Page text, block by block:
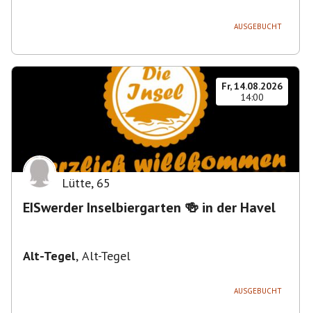
AUSGEBUCHT
Fr, 14.08.2026
14:00
Lütte, 65
EISwerder Inselbiergarten 🍻 in der Havel
Alt-Tegel, Alt-Tegel
AUSGEBUCHT